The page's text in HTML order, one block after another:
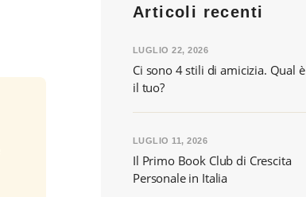
Articoli recenti
Ci sono 4 stili di amicizia. Qual è
il tuo?
LUGLIO 22, 2026
Il Primo Book Club di Crescita
Personale in Italia
LUGLIO 11, 2026